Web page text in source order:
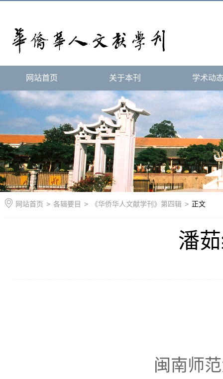
网站首页 关于本刊 学术动
网站首页 > 各辑要目 > 《华侨华人文献学刊》第四辑 > 正文
潘
闽南师